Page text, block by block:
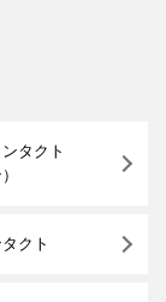
タクト
クト